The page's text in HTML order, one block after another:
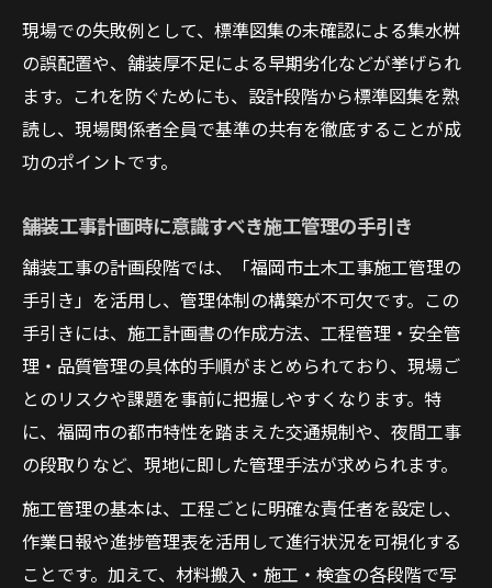
現場での失敗例として、標準図集の未確認による集水桝
の誤配置や、舗装厚不足による早期劣化などが挙げられ
ます。これを防ぐためにも、設計段階から標準図集を熟
読し、現場関係者全員で基準の共有を徹底することが成
功のポイントです。
舗装工事計画時に意識すべき施工管理の手引き
舗装工事の計画段階では、「福岡市土木工事施工管理の
手引き」を活用し、管理体制の構築が不可欠です。この
手引きには、施工計画書の作成方法、工程管理・安全管
理・品質管理の具体的手順がまとめられており、現場ご
とのリスクや課題を事前に把握しやすくなります。特
に、福岡市の都市特性を踏まえた交通規制や、夜間工事
の段取りなど、現地に即した管理手法が求められます。
施工管理の基本は、工程ごとに明確な責任者を設定し、
作業日報や進捗管理表を活用して進行状況を可視化する
ことです。加えて、材料搬入・施工・検査の各段階で写